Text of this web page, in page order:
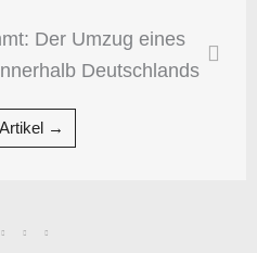
Der Umzug eines
Deutschlands
→